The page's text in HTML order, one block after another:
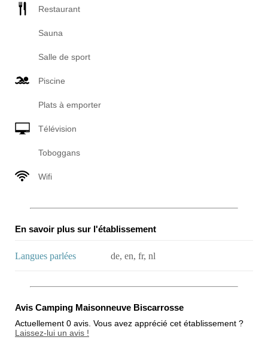
Restaurant
Sauna
Salle de sport
Piscine
Plats à emporter
Télévision
Toboggans
Wifi
En savoir plus sur l'établissement
Langues parlées de, en, fr, nl
Avis Camping Maisonneuve Biscarrosse
Actuellement 0 avis. Vous avez apprécié cet établissement ?
Laissez-lui un avis !